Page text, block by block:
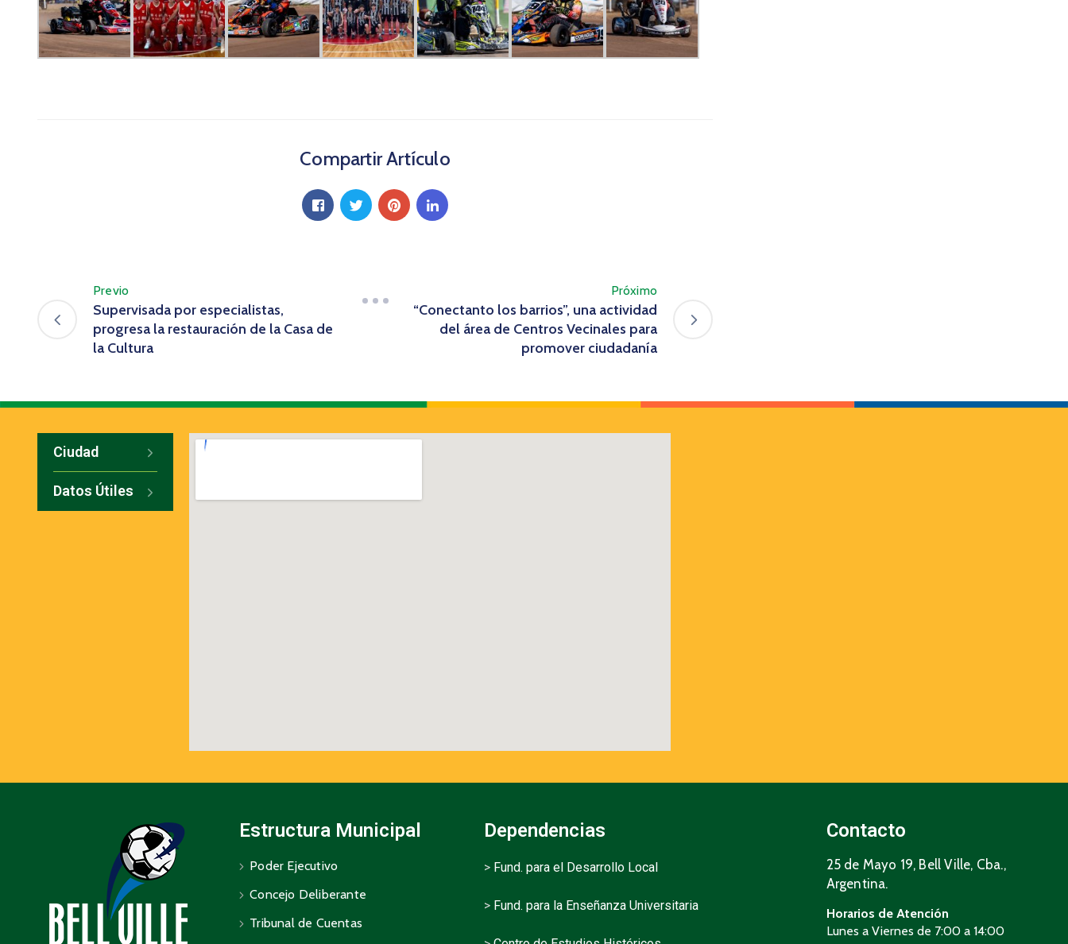
Compartir Artículo
Previo
Supervisada por especialistas,
progresa la restauración de la Casa de
la Cultura
Próximo
“Conectanto los barrios”, una actividad
del área de Centros Vecinales para
promover ciudadanía
Ciudad
Datos Útiles
Estructura Municipal
Poder Ejecutivo
Concejo Deliberante
Tribunal de Cuentas
Dependencias
> Fund. para el Desarrollo Local
> Fund. para la Enseñanza Universitaria
Contacto
25 de Mayo 19, Bell Ville, Cba.,
Argentina.
Horarios de Atención
Lunes a Viernes de 7:00 a 14:00